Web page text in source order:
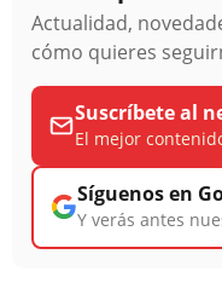
Actualidad,
cómo quieres
Suscríbete al
El mejor
Síguenos en
Y verás antes